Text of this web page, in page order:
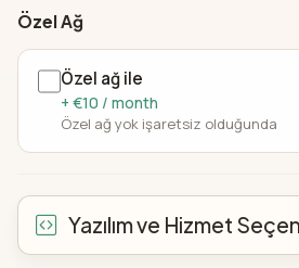
Özel Ağ
Özel ağ ile
+ €10 / month
Özel ağ yok işaretsiz olduğunda
Yazılım ve Hizmet